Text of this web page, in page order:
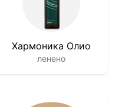
Хармоника Олио
ленено